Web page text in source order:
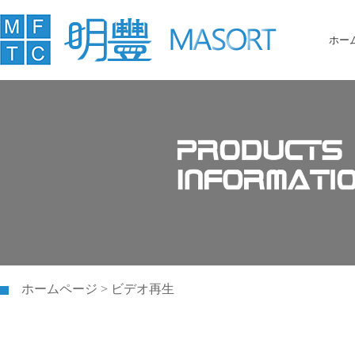
ホー
ホームページ > ビデオ再生